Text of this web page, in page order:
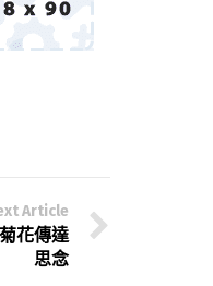
Article
花傳達
思念